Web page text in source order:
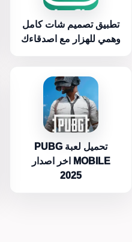
تطبيق تصميم شات كامل
وهمي للهزار مع اصدقاءك
تحميل لعبة PUBG
MOBILE اخر اصدار
2025